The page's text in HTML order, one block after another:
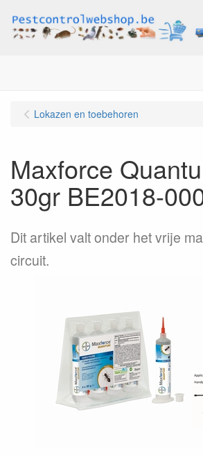
Lokazen en toebehoren
Maxforce
30gr BE2018-
Dit artikel valt onder het vrije
circuit.